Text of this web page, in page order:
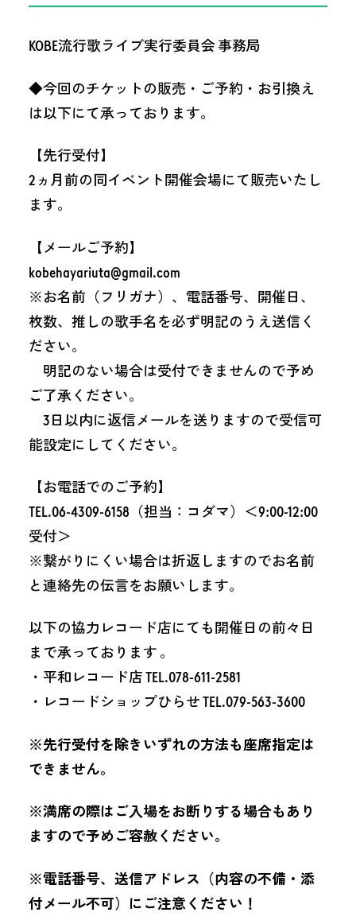
KOBE流行歌ライブ実行委員会 事務局
◆今回のチケットの販売・ご予約・お引換え
は以下にて承っております。
【先行受付】
2ヵ月前の同イベント開催会場にて販売いたし
ます。
【メールご予約】
kobehayariuta@gmail.com
※お名前（フリガナ）、電話番号、開催日、
枚数、推しの歌手名を必ず明記のうえ送信く
ださい。
明記のない場合は受付できませんので予め
ご了承ください。
3日以内に返信メールを送りますので受信可
能設定にしてください。
【お電話でのご予約】
TEL.06-4309-6158（担当：コダマ）＜9:00-12:00
受付＞
※繋がりにくい場合は折返しますのでお名前
と連絡先の伝言をお願いします。
以下の協力レコード店にても開催日の前々日
まで承っております 。
・平和レコード店 TEL.078-611-2581
・レコードショップひらせ TEL.079-563-3600
※先行受付を除きいずれの方法も座席指定は
できません。
※満席の際はご入場をお断りする場合もあり
ますので予めご容赦ください。
※電話番号、送信アドレス（内容の不備・添
付メール不可）にご注意ください！